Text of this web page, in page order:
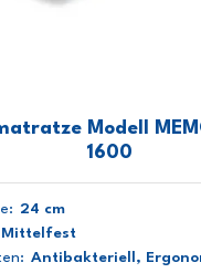
Modell
1600
24 cm
Mittelfest
Antibakteriell,